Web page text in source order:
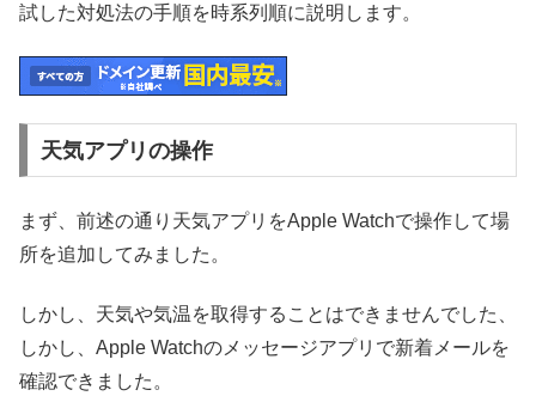
試した対処法の手順を時系列順に説明します。
天気アプリの操作
まず、前述の通り天気アプリをApple Watchで操作して場
所を追加してみました。
しかし、天気や気温を取得することはできませんでした、
しかし、Apple Watchのメッセージアプリで新着メールを
確認できました。